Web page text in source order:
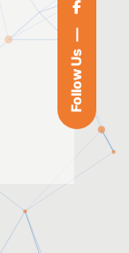
Follow Us